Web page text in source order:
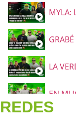
MYLA:
LA
EN
REDES